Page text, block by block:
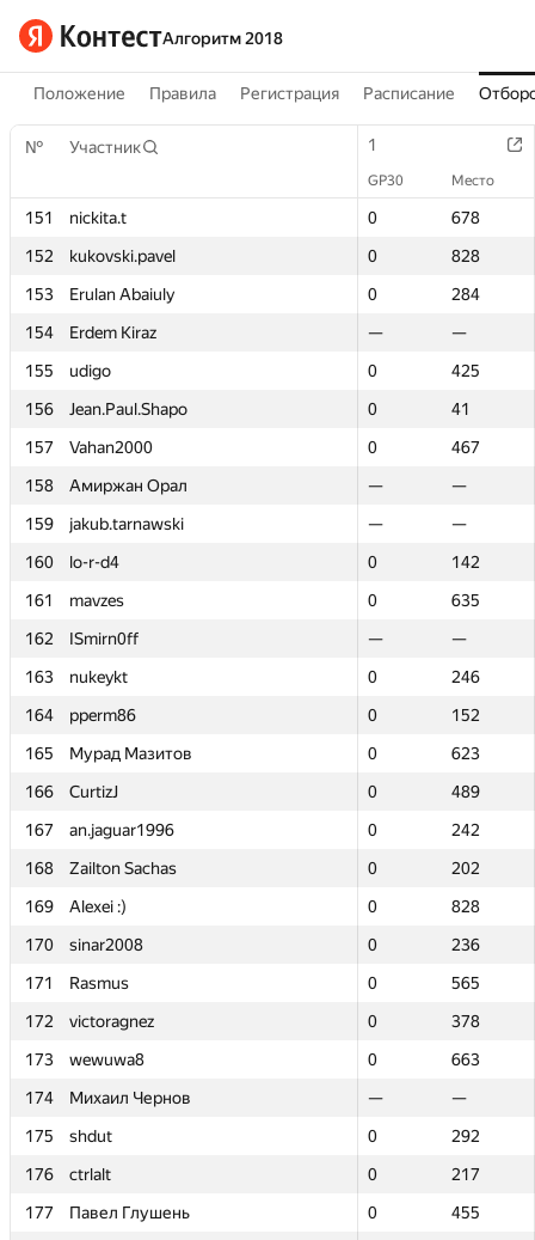
Алгоритм 2018
Положение Правила Регистрация Расписание
№ Участник 1
GP30 Место
151 nickita.t 0
678
152
kukovski.pavel 0
828
153
Erulan Abaiuly 0
284
154
Erdem Kiraz —
—
155
udigo 0
425
156
Jean.Paul.Shapo 0
41
157
Vahan2000 0
467
158
Амиржан Орал —
—
159
jakub.tarnawski —
—
160
lo-r-d4 0
142
161
mavzes 0
635
162
ISmirn0ff —
—
163
nukeykt 0
246
164
pperm86 0
152
165
Мурад Мазитов 0
623
166
CurtizJ 0
489
167
an.jaguar1996 0
242
168
Zailton Sachas 0
202
169
Alexei :) 0
828
170
sinar2008 0
236
171
Rasmus 0
565
172
victoragnez 0
378
173
wewuwa8 0
663
174
Михаил Чернов —
—
175
shdut 0
292
176
ctrlalt 0
217
177
Павел Глушень 0
455
№ Участник 1
GP30 Место
151 nickita.t 0
678
152
kukovski.pavel 0
828
153
Erulan Abaiuly 0
284
154
Erdem Kiraz —
—
155
udigo 0
425
156
Jean.Paul.Shapo 0
41
157
Vahan2000 0
467
158
Амиржан Орал —
—
159
jakub.tarnawski —
—
160
lo-r-d4 0
142
161
mavzes 0
635
162
ISmirn0ff —
—
163
nukeykt 0
246
164
pperm86 0
152
165
Мурад Мазитов 0
623
166
CurtizJ 0
489
167
an.jaguar1996 0
242
168
Zailton Sachas 0
202
169
Alexei :) 0
828
170
sinar2008 0
236
171
Rasmus 0
565
172
victoragnez 0
378
173
wewuwa8 0
663
174
Михаил Чернов —
—
175
shdut 0
292
176
ctrlalt 0
217
177
Павел Глушень 0
455